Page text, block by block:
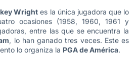
Wright es la única jugadora que lo
ocasiones (1958, 1960, 1961 y
entre las que se encuentra la
, lo han ganado tres veces. Este es
lo organiza la PGA de América.